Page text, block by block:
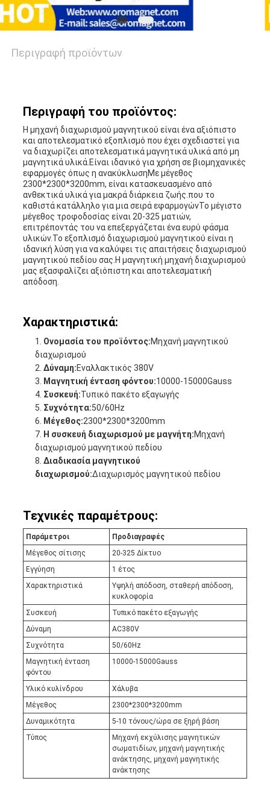
POLICY
Περιγραφή προϊόντων
Περιγραφή του προϊόντος:
Η μηχανή διαχωρισμού μαγνητικού είναι ένα αξιόπιστο
και αποτελεσματικό εξοπλισμό που έχει σχεδιαστεί για
να διαχωρίζει αποτελεσματικά μαγνητικά υλικά από μη
μαγνητικά υλικά.Είναι ιδανικό για χρήση σε βιομηχανικές
εφαρμογές όπως η ανακύκλωσηΜε μέγεθος
2300*2300*3200mm, είναι κατασκευασμένο από
ανθεκτικά υλικά για μακρά διάρκεια ζωής.που το
καθιστά κατάλληλο για μια σειρά εφαρμογώνΤο μέγιστο
μέγεθος τροφοδοσίας είναι 20-325 ματιών,
επιτρέποντάς του να επεξεργάζεται ένα ευρύ φάσμα
υλικών.Το εξοπλισμό διαχωρισμού μαγνητικού είναι η
ιδανική λύση για να καλύψει τις απαιτήσεις διαχωρισμού
μαγνητικού πεδίου σας.Η μαγνητική μηχανή διαχωρισμού
μας εξασφαλίζει αξιόπιστη και αποτελεσματική
απόδοση.
Χαρακτηριστικά:
Ονομασία του προϊόντος:Μηχανή μαγνητικού
διαχωρισμού
Δύναμη:Εναλλακτικός 380V
Μαγνητική ένταση φόντου:10000-15000Gauss
Συσκευή:Τυπικό πακέτο εξαγωγής
Συχνότητα:50/60Hz
Μέγεθος:2300*2300*3200mm
Η συσκευή διαχωρισμού με μαγνήτη:Μηχανή
διαχωρισμού μαγνητικού πεδίου
Διαδικασία μαγνητικού
διαχωρισμού:Διαχωρισμός μαγνητικού πεδίου
Τεχνικές παραμέτρους:
Παράμετροι
Προδιαγραφές
Μέγεθος σίτισης
20-325 Δίκτυο
Εγγύηση
1 έτος
Χαρακτηριστικά
Υψηλή απόδοση, σταθερή απόδοση,
κυκλοφορία
Συσκευή
Τυπικό πακέτο εξαγωγής
Δύναμη
AC380V
Συχνότητα
50/60Hz
Μαγνητική ένταση
φόντου
10000-15000Gauss
Υλικό κυλίνδρου
Χάλυβα
Μέγεθος
2300*2300*3200mm
Δυναμικότητα
5-10 τόνους/ώρα σε ξηρή βάση
Τύπος
Μηχανή εκχύλισης μαγνητικών
σωματιδίων, μηχανή μαγνητικής
ανάκτησης, μηχανή μαγνητικής
ανάκτησης